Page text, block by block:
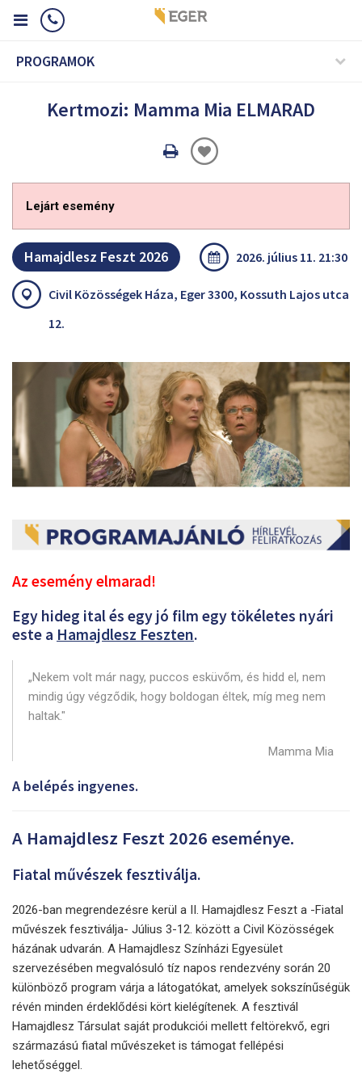
PROGRAMOK
Kertmozi: Mamma Mia ELMARAD
Oldal
Lejárt esemény
Hamajdlesz Feszt 2026 2026. július 11. 21:30
Civil Közösségek Háza, Eger 3300, Kossuth Lajos utca
12.
Az esemény elmarad!
Egy hideg ital és egy jó film egy tökéletes nyári
este a Hamajdlesz Feszten.
„Nekem volt már nagy, puccos esküvőm, és hidd el, nem
mindig úgy végződik, hogy boldogan éltek, míg meg nem
haltak."
Mamma Mia
A belépés ingyenes.
A Hamajdlesz Feszt 2026 eseménye.
Fiatal művészek fesztiválja.
2026-ban megrendezésre kerül a II. Hamajdlesz Feszt a -Fiatal
művészek fesztiválja- Július 3-12. között a Civil Közösségek
házának udvarán. A Hamajdlesz Színházi Egyesület
szervezésében megvalósuló tíz napos rendezvény során 20
különböző program várja a látogatókat, amelyek sokszínűségük
révén minden érdeklődési kört kielégítenek. A fesztivál
Hamajdlesz Társulat saját produkciói mellett feltörekvő, egri
származású fiatal művészeket is támogat fellépési
lehetőséggel.